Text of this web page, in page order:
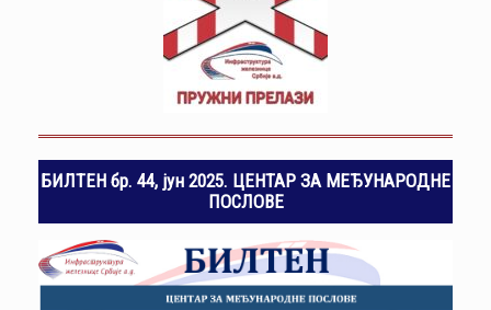
БИЛТЕН бр. 44, јун 2025. ЦЕНТАР ЗА МЕЂУНАРОДНЕ
ПОСЛОВЕ